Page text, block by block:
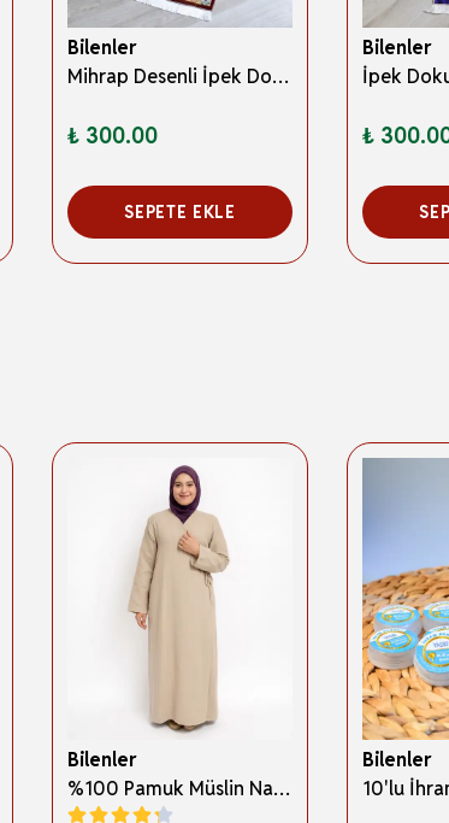
Bilenler
Mihrap Desenli İpek Dokulu Keseli Seccade Koyu Kırmızı Renk
₺ 300.00
SEPETE EKLE
Bilenler
₺
Bilenler
%100 Pamuk Müslin Namaz Elbisesi Yandan Bağlamalı -Terletmeyen Rahat Kumaş, 36-48 Beden, İbadet Kıyafeti
Bilenler